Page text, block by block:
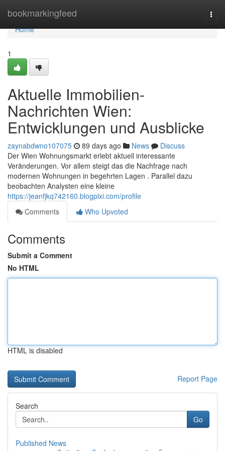
bookmarkingfeed
Home
Home
1
Aktuelle Immobilien-
Nachrichten Wien:
Entwicklungen und Ausblicke
zaynabdwno107075 89 days ago News
Discuss
Der Wien Wohnungsmarkt erlebt aktuell interessante
Veränderungen. Vor allem steigt das die Nachfrage nach
modernen Wohnungen in begehrten Lagen . Parallel dazu
beobachten Analysten eine kleine
https://jeanfjkq742160.blogpixi.com/profile
Comments
Who Upvoted
Comments
Submit a Comment
No HTML
HTML is disabled
Report Page
Search
Go
Published News